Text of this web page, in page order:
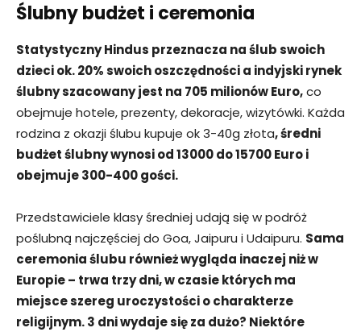
Ślubny budżet i ceremonia
Statystyczny Hindus przeznacza na ślub swoich
dzieci ok. 20% swoich oszczędności a indyjski rynek
ślubny szacowany jest na 705 milionów Euro,co
obejmuje hotele, prezenty, dekoracje, wizytówki. Każda
rodzina z okazji ślubu kupuje ok 3-40g złota, średni
budżet ślubny wynosi od 13000 do 15700 Euro i
obejmuje 300-400 gości.
Przedstawiciele klasy średniej udają się w podróż
poślubną najczęściej do Goa, Jaipuru i Udaipuru. Sama
ceremonia ślubu również wygląda inaczej niż w
Europie – trwa trzy dni, w czasie których ma
miejsce szereg uroczystości o charakterze
religijnym. 3 dni wydaje się za dużo? Niektóre